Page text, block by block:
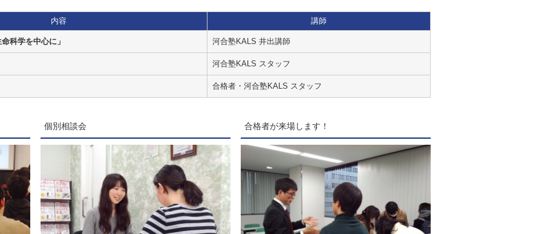
内容 講師
科学を中心に」 河合塾KALS 井出講師
河合塾KALS スタッフ
合格者・河合塾KALS スタッフ
個別相談会 合格者が来場します！